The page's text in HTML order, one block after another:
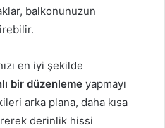
balkonunuzun
en iyi şekilde
bir düzenleme yapmayı
arka plana, daha kısa
derinlik hissi